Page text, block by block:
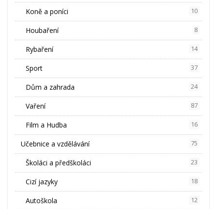
Koně a poníci 10
Houbaření 8
Rybaření 14
Sport 37
Dům a zahrada 24
Vaření 87
Film a Hudba 16
Učebnice a vzdělávání 75
Školáci a předškoláci 23
Cizí jazyky 18
Autoškola 12